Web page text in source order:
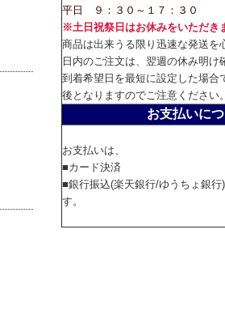
平日 ９：３０～１７：３０
※土日祝祭日はお休みをいただき
商品は出来うる限り迅速な発送を
日内のご注文は、翌週の休み明け
到着希望日を最短に設定した場合
後となりますのでご注意ください
お支払いに
お支払いは、
■カード決済
■銀行振込(楽天銀行/ゆうちょ銀
す。